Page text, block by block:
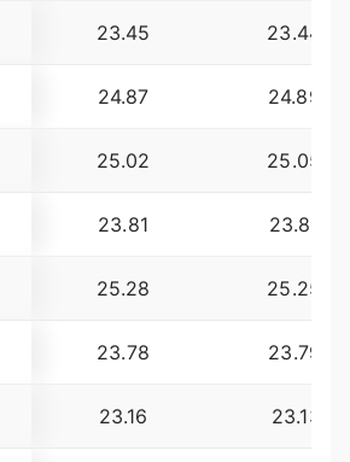
23.45 23.4440
24.87 24.8935
25.02 25.0533
23.81 23.8491
25.28 25.2565
23.78 23.7907
23.16 23.1351